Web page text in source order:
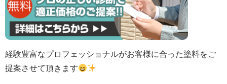
経験豊富なプロフェッショナルがお客様に合った塗料をご
提案させて頂きます